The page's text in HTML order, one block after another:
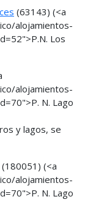
(63143) (<a
alojamientos-
Los
alojamientos-
N. Lago
y lagos, se
(180051) (<a
alojamientos-
N. Lago